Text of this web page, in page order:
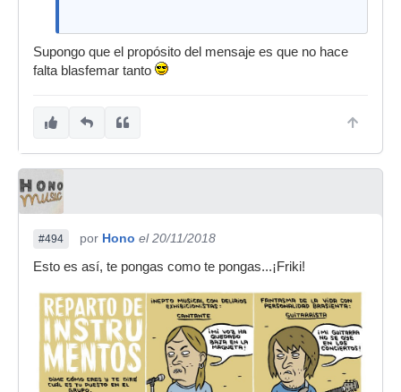
Supongo que el propósito del mensaje es que no hace
falta blasfemar tanto
#494 por Hono el 20/11/2018
Esto es así, te pongas como te pongas...¡Friki!